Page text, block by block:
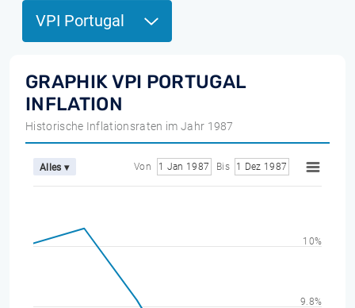
VPI Portugal
GRAPHIK VPI PORTUGAL
INFLATION
Historische Inflationsraten im Jahr 1987
Alles ▾ Von 1 Jan 1987 Bis 1 Dez 1987
9.8%
10%